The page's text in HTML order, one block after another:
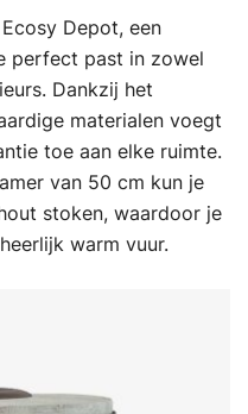
Depot, een
perfect past in zowel
Dankzij het
materialen voegt
toe aan elke ruimte.
van 50 cm kun je
stoken, waardoor je
warm vuur.